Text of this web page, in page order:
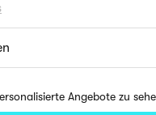
Angebote zu